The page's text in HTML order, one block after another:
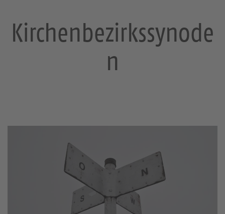
Kirchenbezirkssynode
n